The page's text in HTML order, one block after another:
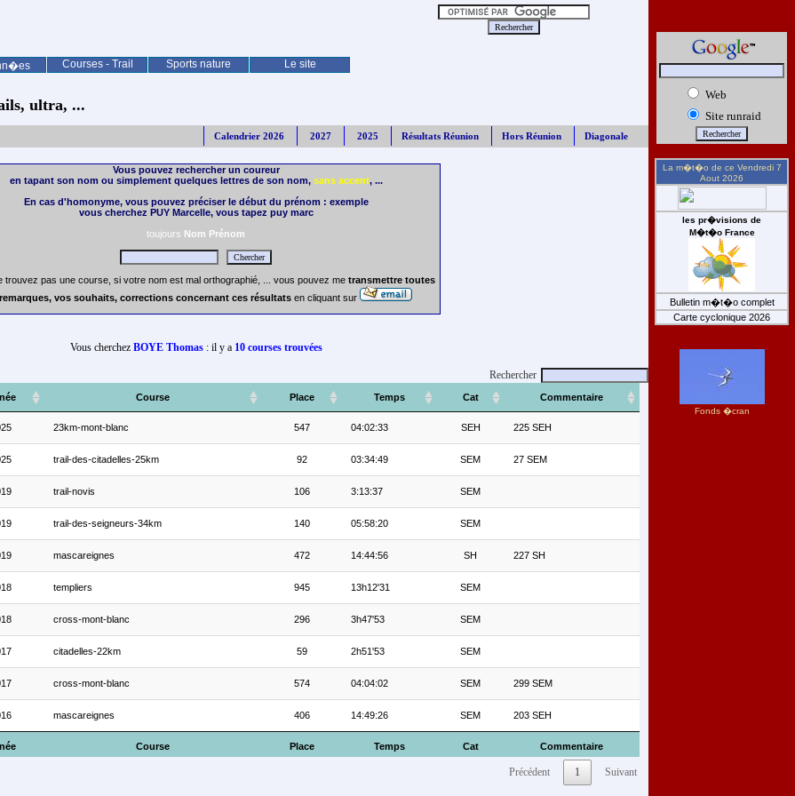
Courses - Trail Sports nature Le site
ultra, ...
Calendrier 2026 2027 2025 Résultats Réunion Hors Réunion Diagonale
Vous pouvez rechercher un coureur
en tapant son nom ou simplement quelques lettres de son nom, sans accent, ...
En cas d'homonyme, vous pouvez préciser le début du prénom : exemple
vous cherchez PUY Marcelle, vous tapez puy marc
toujours Nom Prénom
trouvez pas une course, si votre nom est mal orthographié, ... vous pouvez me transmettre toutes
vos souhaits, corrections concernant ces résultats en cliquant sur
Vous cherchez BOYE Thomas: il y a 10 courses trouvées
Rechercher
Course Place Temps Cat Commentaire
Course Place Temps Cat Commentaire
23km-mont-blanc 547 04:02:33 SEH 225 SEH
trail-des-citadelles-25km 92 03:34:49 SEM 27 SEM
trail-novis 106 3:13:37 SEM
trail-des-seigneurs-34km 140 05:58:20 SEM
mascareignes 472 14:44:56 SH 227 SH
templiers 945 13h12'31 SEM
cross-mont-blanc 296 3h47'53 SEM
citadelles-22km 59 2h51'53 SEM
cross-mont-blanc 574 04:04:02 SEM 299 SEM
mascareignes 406 14:49:26 SEM 203 SEH
Précédent 1 Suivant
Web
Site runraid
La m�t�o de ce Vendredi 7
Aout 2026
les pr�visions de
M�t�o France
Bulletin m�t�o complet
Carte cyclonique 2026
Fonds �cran